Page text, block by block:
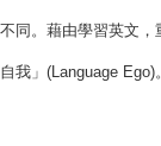
同。藉由學習英文
我」(Language Ego)。